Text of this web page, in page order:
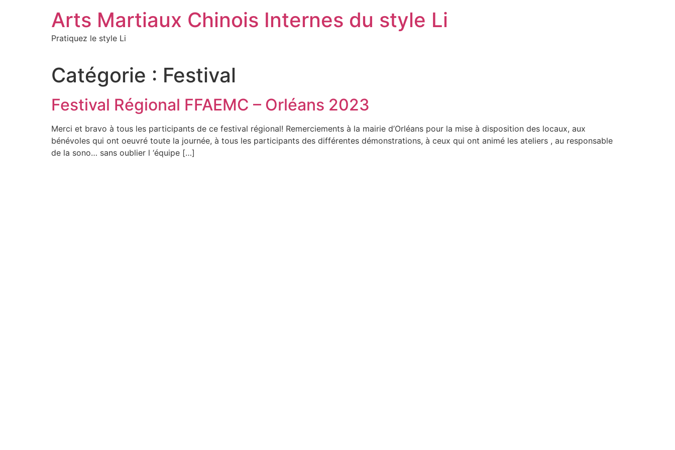
Arts Martiaux Chinois Internes du style Li
Pratiquez le style Li
Catégorie : Festival
Festival Régional FFAEMC – Orléans 2023
Merci et bravo à tous les participants de ce festival régional! Remerciements à la mairie d’Orléans pour la mise à disposition des locaux, aux
bénévoles qui ont oeuvré toute la journée, à tous les participants des différentes démonstrations, à ceux qui ont animé les ateliers , au responsable
de la sono… sans oublier l ‘équipe […]